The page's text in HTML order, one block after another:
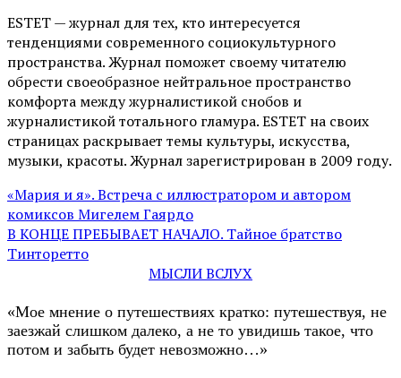
ESTET — журнал для тех, кто интересуeтся
тенденциями современного социокультурного
пространства. Журнал поможет своему читателю
обрести своеобразное нейтральное пространство
комфорта между журналистикой снобов и
журналистикой тотального гламура. ESTET на своих
страницах раскрывает темы культуры, искусства,
музыки, красоты. Журнал зарегистрирован в 2009 году.
«Мария и я». Встреча с иллюстратором и автором
комиксов Мигелем Гаярдо
В КОНЦЕ ПРЕБЫВАЕТ НАЧАЛО. Тайное братство
Тинторетто
МЫСЛИ ВСЛУХ
«Мое мнение о путешествиях кратко: путешествуя, не
заезжай слишком далеко, а не то увидишь такое, что
потом и забыть будет невозможно…»